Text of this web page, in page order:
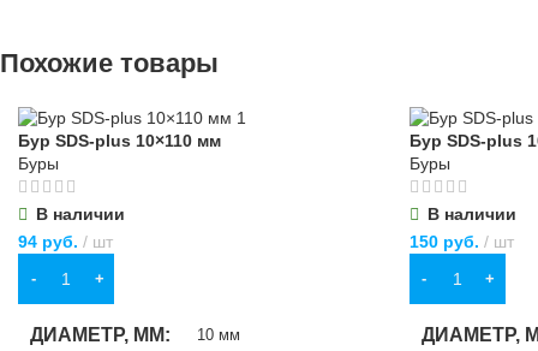
Похожие товары
Бур SDS-plus 10×110 мм
Буры
В наличии
94 руб. шт
В КОРЗИНУ
ДИАМЕТР, ММ 10 мм
Бур SDS-plus
Буры
В наличии
150руб. шт
В КОРЗИНУ
ДИАМЕТР,